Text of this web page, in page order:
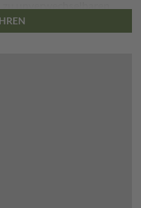
in unsere Angebote